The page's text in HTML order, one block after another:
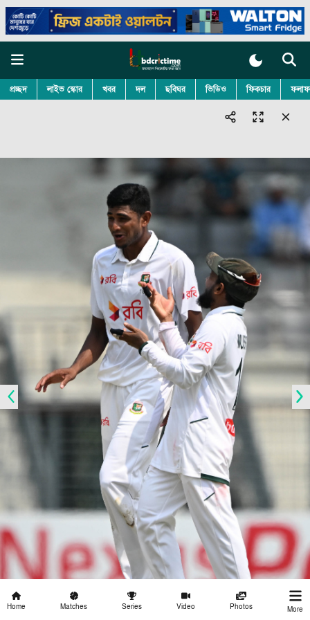
প্রচ্ছদ লাইভ স্কোর খবর দল ছবিঘর ভিডিও ফিকচার
© 2026 bdcrictime.com All rights reserved.
Follow BDCricTime
Home Matches Series Video Photos More